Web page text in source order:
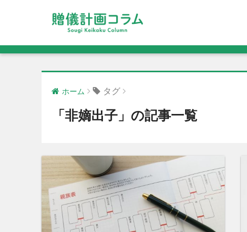
ホーム タグ
「非嫡出子」の記事一覧